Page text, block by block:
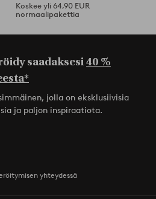
Koskee yli 64,90 EUR
normaalipakettia
saadaksesi40 %
jolla on eksklusiivisia
ja paljon inspiraatiota.
yhteydessä